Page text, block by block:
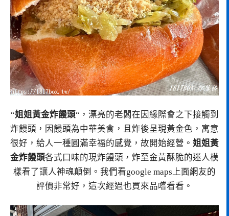
“姐姐黃金炸饅頭“，漂亮的老闆在因緣際會之下接觸到
炸饅頭，因饅頭為中華美食，且炸後呈現黃金色，寓意
很好，給人一種圓滿幸福的感覺，故開始經營。 姐姐黃
金炸饅頭各式口味的現炸饅頭，炸至金黃酥脆的迷人模
樣看了讓人神魂顛倒。我們看google maps上面網友的
評價非常好，這次經過也買來品嚐看看。